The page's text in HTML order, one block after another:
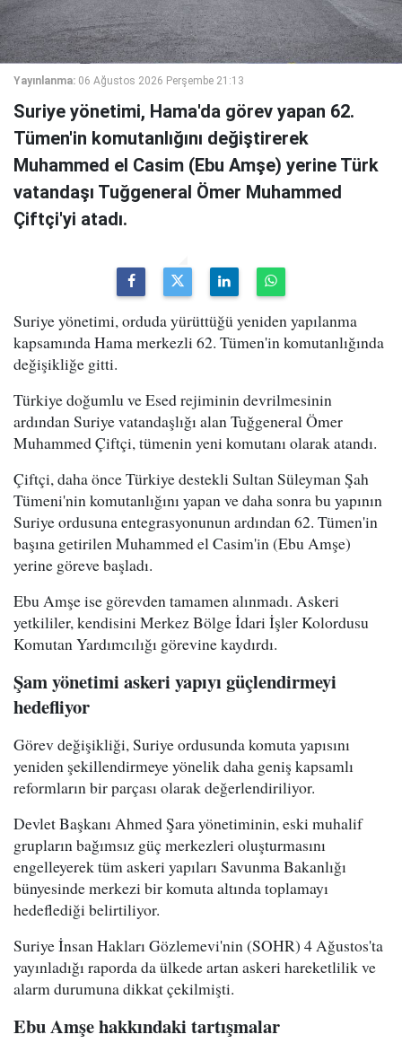
Yayınlanma: 06 Ağustos 2026 Perşembe 21:13
Suriye yönetimi, Hama'da görev yapan 62.
Tümen'in komutanlığını değiştirerek
Muhammed el Casim (Ebu Amşe) yerine Türk
vatandaşı Tuğgeneral Ömer Muhammed
Çiftçi'yi atadı.
Suriye yönetimi, orduda yürüttüğü yeniden yapılanma
kapsamında Hama merkezli 62. Tümen'in komutanlığında
değişikliğe gitti.
Türkiye doğumlu ve Esed rejiminin devrilmesinin
ardından Suriye vatandaşlığı alan Tuğgeneral Ömer
Muhammed Çiftçi, tümenin yeni komutanı olarak atandı.
Çiftçi, daha önce Türkiye destekli Sultan Süleyman Şah
Tümeni'nin komutanlığını yapan ve daha sonra bu yapının
Suriye ordusuna entegrasyonunun ardından 62. Tümen'in
başına getirilen Muhammed el Casim'in (Ebu Amşe)
yerine göreve başladı.
Ebu Amşe ise görevden tamamen alınmadı. Askeri
yetkililer, kendisini Merkez Bölge İdari İşler Kolordusu
Komutan Yardımcılığı görevine kaydırdı.
Şam yönetimi askeri yapıyı güçlendirmeyi
hedefliyor
Görev değişikliği, Suriye ordusunda komuta yapısını
yeniden şekillendirmeye yönelik daha geniş kapsamlı
reformların bir parçası olarak değerlendiriliyor.
Devlet Başkanı Ahmed Şara yönetiminin, eski muhalif
grupların bağımsız güç merkezleri oluşturmasını
engelleyerek tüm askeri yapıları Savunma Bakanlığı
bünyesinde merkezi bir komuta altında toplamayı
hedeflediği belirtiliyor.
Suriye İnsan Hakları Gözlemevi'nin (SOHR) 4 Ağustos'ta
yayınladığı raporda da ülkede artan askeri hareketlilik ve
alarm durumuna dikkat çekilmişti.
Ebu Amşe hakkındaki tartışmalar